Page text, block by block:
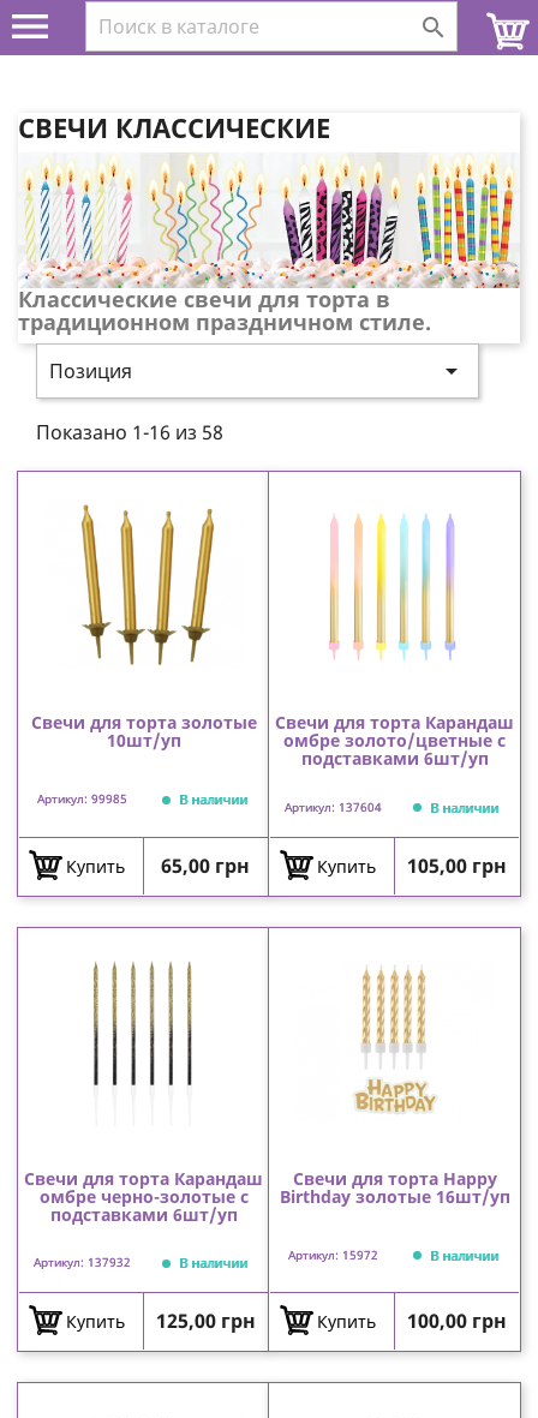
 
СВЕЧИ КЛАССИЧЕСКИЕ
Классические свечи для торта в
традиционном праздничном стиле.
Позиция 
Показано 1-16 из 58
Свечи для торта золотые
10шт/уп
Артикул: 99985 В наличии
Купить Цена
65,00 грн
Свечи для торта Карандаш
омбре золото/цветные с
подставками 6шт/уп
Артикул: 137604 В наличии
Купить Цена
105,00 грн
Свечи для торта Карандаш
омбре черно-золотые с
подставками 6шт/уп
Артикул: 137932 В наличии
Купить Цена
125,00 грн
Свечи для торта Happy
Birthday золотые 16шт/уп
Артикул: 15972 В наличии
Купить Цена
100,00 грн